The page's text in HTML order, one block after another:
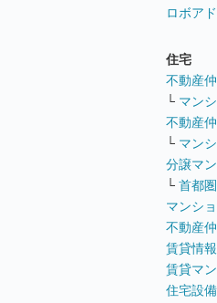
ロボア
住宅
不動産
└ マン
不動産
└ マン
分譲マ
└ 首都圏
マンシ
不動産
賃貸情
賃貸マ
住宅設